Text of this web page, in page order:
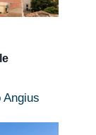
Angius